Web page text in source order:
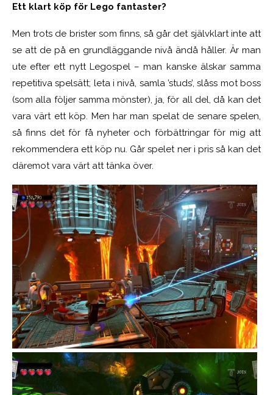
Ett klart köp för Lego fantaster?
Men trots de brister som finns, så går det självklart inte att
se att de på en grundläggande nivå ändå håller. Är man
ute efter ett nytt Legospel – man kanske älskar samma
repetitiva spelsätt; leta i nivå, samla ’studs’, slåss mot boss
(som alla följer samma mönster), ja, för all del, då kan det
vara värt ett köp. Men har man spelat de senare spelen,
så finns det för få nyheter och förbättringar för mig att
rekommendera ett köp nu. Går spelet ner i pris så kan det
däremot vara värt att tänka över.